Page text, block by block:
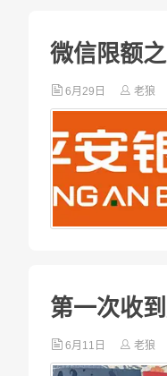
微信限额
6月29日 老狼
第一次收
6月11日 老狼